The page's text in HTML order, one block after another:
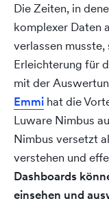
Die Zeiten, in
komplexer Daten
verlassen
Erleichterung für
mit der
Emmi hat die
Luware Nimbus
Nimbus versetzt
verstehen und
Dashboards
einsehen und